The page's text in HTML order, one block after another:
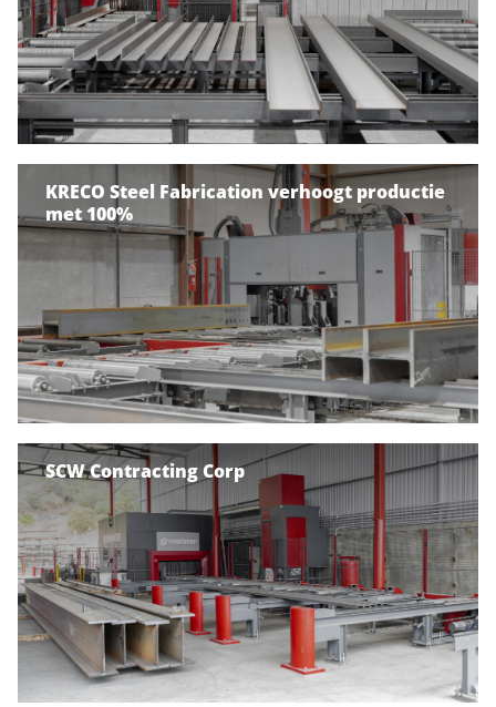
KRECO Steel Fabrication verhoogt productie
met 100%
SCW Contracting Corp